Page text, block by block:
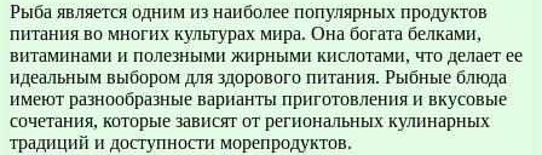
Рыба является одним из наиболее популярных продуктов
питания во многих культурах мира. Она богата белками,
витаминами и полезными жирными кислотами, что делает ее
идеальным выбором для здорового питания. Рыбные блюда
имеют разнообразные варианты приготовления и вкусовые
сочетания, которые зависят от региональных кулинарных
традиций и доступности морепродуктов.